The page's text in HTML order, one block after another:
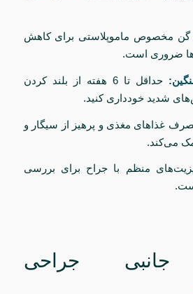
گن مخصوص ماموپلاستی برای کاهش
ضروری است.
حداقل تا 6 هفته از بلند کردن
شدید خودداری کنید.
غذاهای مغذی و پرهیز از سیگار و
می‌کند.
منظم با جراح برای بررسی
جانبی جراحی